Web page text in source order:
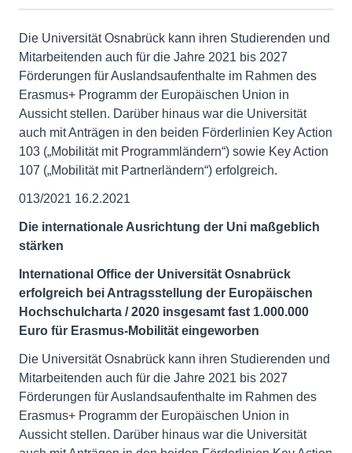
Die Universität Osnabrück kann ihren Studierenden und
Mitarbeitenden auch für die Jahre 2021 bis 2027
Förderungen für Auslandsaufenthalte im Rahmen des
Erasmus+ Programm der Europäischen Union in
Aussicht stellen. Darüber hinaus war die Universität
auch mit Anträgen in den beiden Förderlinien Key Action
103 („Mobilität mit Programmländern“) sowie Key Action
107 („Mobilität mit Partnerländern“) erfolgreich.
013/2021 16.2.2021
Die internationale Ausrichtung der Uni maßgeblich
stärken
International Office der Universität Osnabrück
erfolgreich bei Antragsstellung der Europäischen
Hochschulcharta / 2020 insgesamt fast 1.000.000
Euro für Erasmus-Mobilität eingeworben
Die Universität Osnabrück kann ihren Studierenden und
Mitarbeitenden auch für die Jahre 2021 bis 2027
Förderungen für Auslandsaufenthalte im Rahmen des
Erasmus+ Programm der Europäischen Union in
Aussicht stellen. Darüber hinaus war die Universität